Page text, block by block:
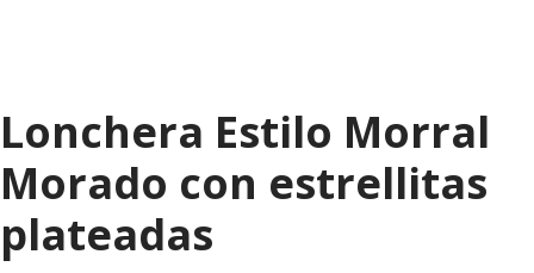
Lonchera Estilo Morral
Morado con estrellitas
plateadas